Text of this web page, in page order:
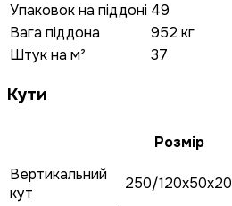
Упаковок на піддоні 49
Вага піддона
952 кг
Штук на м²
37
Кути
Розмір
Вертикальний
кут
250/120x50x20